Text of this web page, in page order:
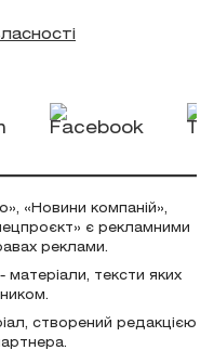
«Новини компаній»,
є рекламними
реклами.
тексти яких
створений редакцією